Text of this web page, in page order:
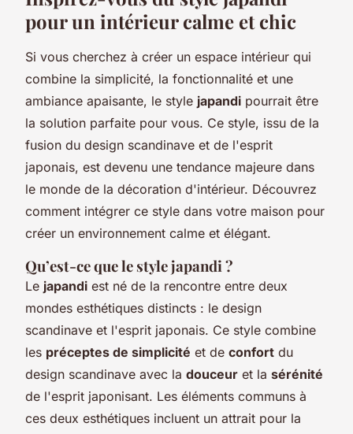
pour un intérieur calme et chic
Si vous cherchez à créer un espace intérieur qui
combine la simplicité, la fonctionnalité et une
ambiance apaisante, le style japandi pourrait être
la solution parfaite pour vous. Ce style, issu de la
fusion du design scandinave et de l'esprit
japonais, est devenu une tendance majeure dans
le monde de la décoration d'intérieur. Découvrez
comment intégrer ce style dans votre maison pour
créer un environnement calme et élégant.
Qu’est-ce que le style japandi ?
Le japandi est né de la rencontre entre deux
mondes esthétiques distincts : le design
scandinave et l'esprit japonais. Ce style combine
les préceptes de simplicité et de confort du
design scandinave avec la douceur et la sérénité
de l'esprit japonisant. Les éléments communs à
ces deux esthétiques incluent un attrait pour la